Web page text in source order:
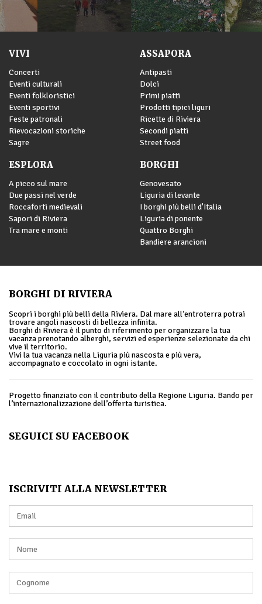
VIVI
Concerti
Eventi culturali
Eventi folkloristici
Eventi sportivi
Feste patronali
Rievocazioni storiche
Sagre
ASSAPORA
Antipasti
Dolci
Primi piatti
Prodotti tipici liguri
Ricette di Riviera
Secondi piatti
Street food
ESPLORA
A picco sul mare
Due passi nel verde
Roccaforti medievali
Sapori di Riviera
Tra mare e monti
BORGHI
Genovesato
Liguria di levante
I borghi più belli d'Italia
Liguria di ponente
Quattro Borghi
Bandiere arancioni
BORGHI DI RIVIERA
Scopri i borghi più belli della Riviera. Dal mare all’entroterra potrai
trovare angoli nascosti di bellezza infinita.
Borghi di Riviera è il punto di riferimento per organizzare la tua
vacanza prenotando alberghi, servizi ed esperienze selezionate da chi
vive il territorio.
Vivi la tua vacanza nella Liguria più nascosta e più vera,
accompagnato e coccolato in ogni istante.
Progetto finanziato con il contributo della Regione Liguria. Bando per
l’internazionalizzazione dell’offerta turistica.
SEGUICI SU FACEBOOK
ISCRIVITI ALLA NEWSLETTER